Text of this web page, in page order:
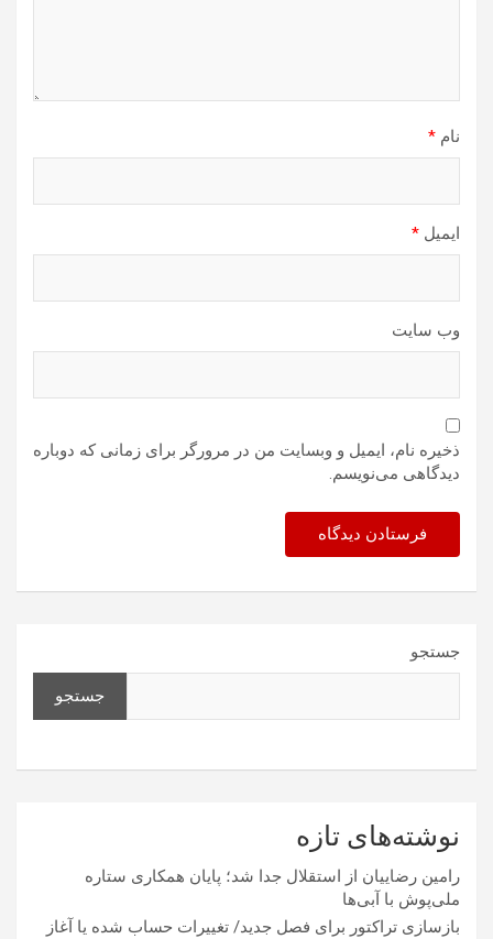
نام *
ایمیل *
وب‌ سایت
ذخیره نام، ایمیل و وبسایت من در مرورگر برای زمانی که دوباره
دیدگاهی می‌نویسم.
جستجو
جستجو
نوشته‌های تازه
رامین رضاییان از استقلال جدا شد؛ پایان همکاری ستاره
ملی‌پوش با آبی‌ها
بازسازی تراکتور برای فصل جدید/ تغییرات حساب شده یا آغاز